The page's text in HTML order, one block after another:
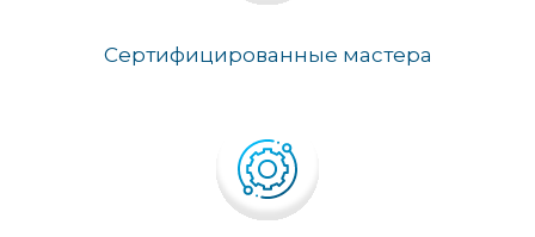
Сертифицированные мастера